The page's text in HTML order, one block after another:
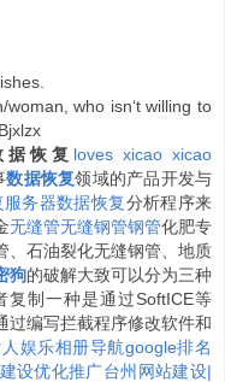
who isn‘t willing to
据恢复 loves xicao xicao
数据恢复领域的产品开发与
服务器数据恢复分析程序来
无缝管无缝钢管钢管化肥专
、石油裂化无缝钢管、地质
狗的破解大致可以分为三种
制一种是通过SoftICE等
过编写拦截程序修改软件和
娱乐相册导航google排名
设优化推广台州网站建设|